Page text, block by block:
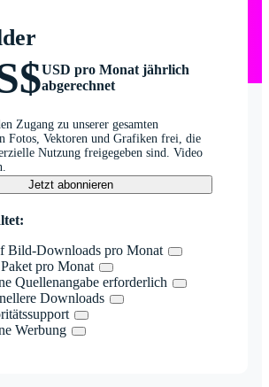
USD pro Monat jährlich
abgerechnet
Zugang zu unserer gesamten
Fotos, Vektoren und Grafiken frei, die
Nutzung freigegeben sind. Video
Jetzt abonnieren
Bild-Downloads pro Monat
pro Monat
Quellenangabe erforderlich
Downloads
Werbung